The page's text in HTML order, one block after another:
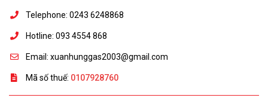
Telephone: 0243 6248868
Hotline: 093 4554 868
Email: xuanhunggas2003@gmail.com
Mã số thuế: 0107928760